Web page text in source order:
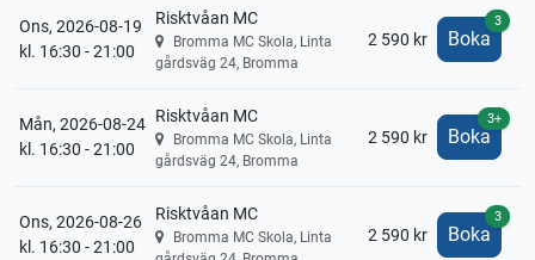
Ons, 2026-08-19
kl. 16:30 - 21:00
Risktvåan MC
Bromma MC Skola, Linta
gårdsväg 24, Bromma
2 590 kr Boka
3
Mån, 2026-08-24
kl. 16:30 - 21:00
Risktvåan MC
Bromma MC Skola, Linta
gårdsväg 24, Bromma
2 590 kr Boka
3+
Ons, 2026-08-26
kl. 16:30 - 21:00
Risktvåan MC
Bromma MC Skola, Linta
2 590 kr Boka
3